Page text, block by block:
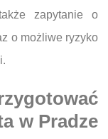
zapytanie o
o możliwe ryzyko
w Pradze